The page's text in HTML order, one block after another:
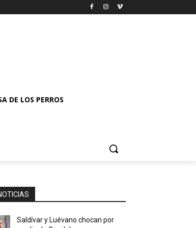
DE LOS PERROS
Saldívar y Luévano chocan por